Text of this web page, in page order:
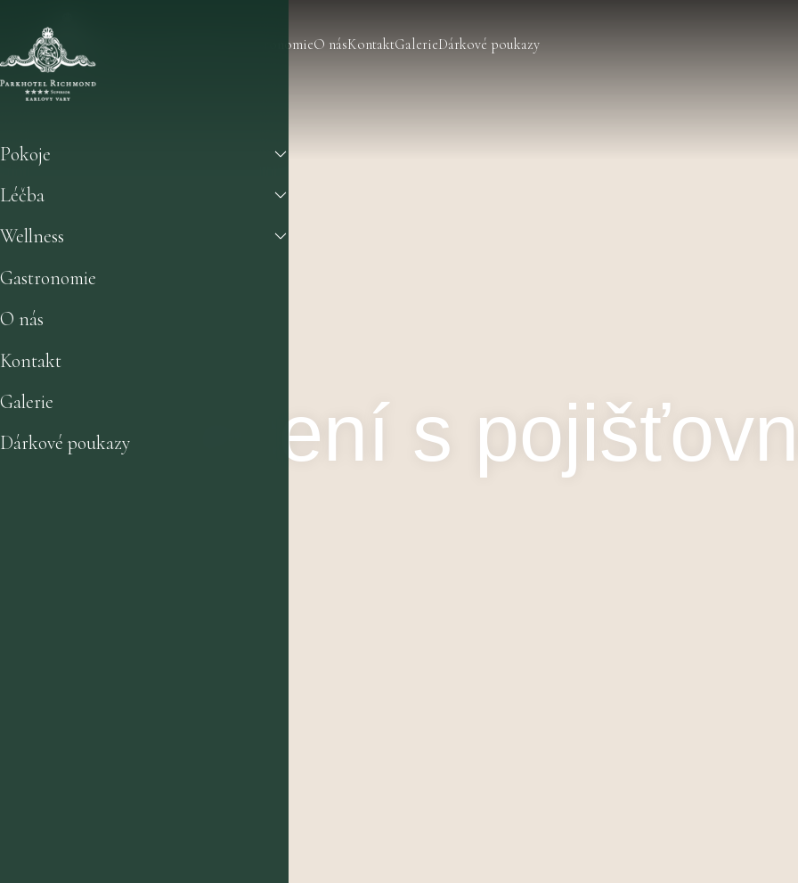
GastronomieO násKontaktGalerieDárkové poukazy
Pokoje
Léčba
Wellness
Gastronomie
O nás
Kontakt
Galerie
Dárkové poukazy
Léčení s